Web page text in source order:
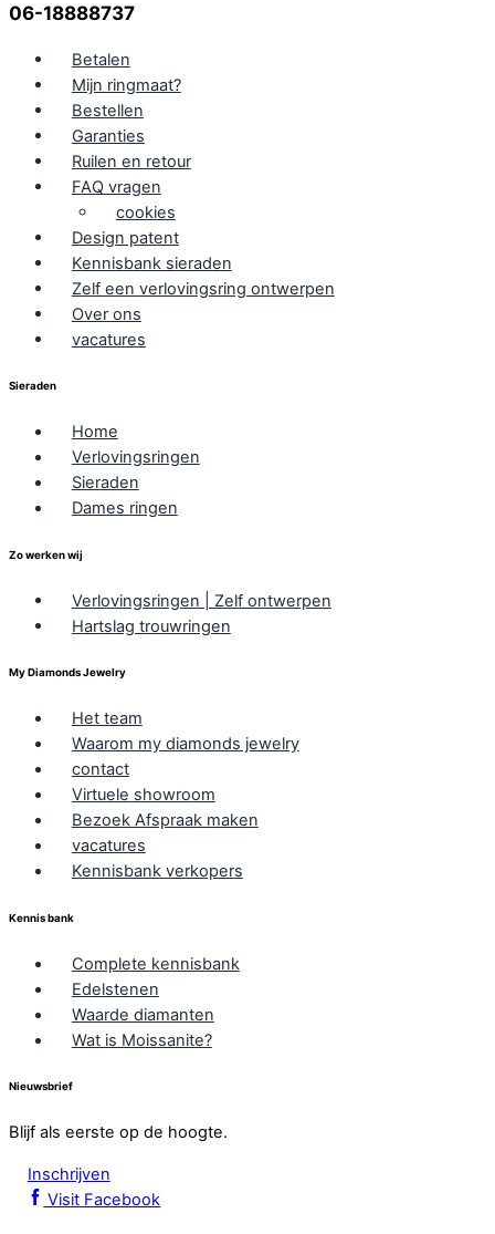
06-18888737
Betalen
Mijn ringmaat?
Bestellen
Garanties
Ruilen en retour
FAQ vragen
cookies
Design patent
Kennisbank sieraden
Zelf een verlovingsring ontwerpen
Over ons
vacatures
Sieraden
Home
Verlovingsringen
Sieraden
Dames ringen
Zo werken wij
Verlovingsringen | Zelf ontwerpen
Hartslag trouwringen
My Diamonds Jewelry
Het team
Waarom my diamonds jewelry
contact
Virtuele showroom
Bezoek Afspraak maken
vacatures
Kennisbank verkopers
Kennis bank
Complete kennisbank
Edelstenen
Waarde diamanten
Wat is Moissanite?
Nieuwsbrief
Blijf als eerste op de hoogte.
Inschrijven
Visit Facebook